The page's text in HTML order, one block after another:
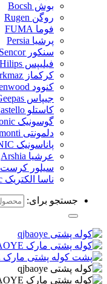
بوش Bocsh
روگن Rugen
فوما FUMA
پرشیا Persia
سنکور Sencor
فیلیپس PHilips
کرکماز Korkmaz
کنوود Kenwood
جیپاس Geepas
کاستلو Castello
گوسونیک Gosonic
دلمونتی Delmonti
پاناسونیک PANASONIC
عرشیا Arshia
سیلور کرست Silver Crest
ناسا الکتریک Nasa Electric
جستجو برای: